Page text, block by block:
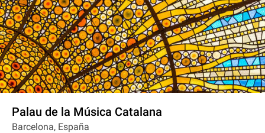
Palau de la Música Catalana
Barcelona, España